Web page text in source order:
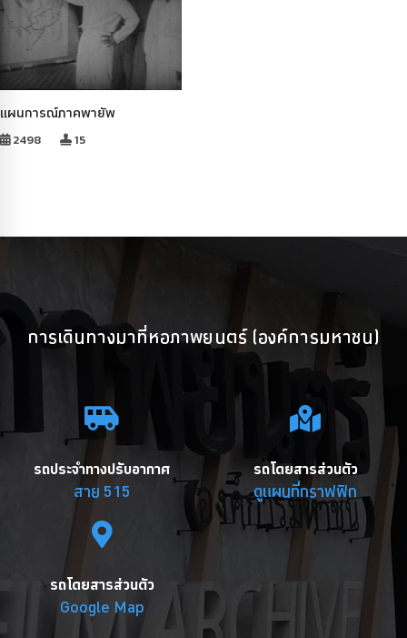
แผนการณ์ภาคพายัพ
2498 15
การเดินทางมาที่หอภาพยนตร์ (องค์การมหาชน)
รถประจำทางปรับอากาศ
สาย 515
รถโดยสารส่วนตัว
ดูแผนที่กราฟฟิก
รถโดยสารส่วนตัว
Google Map